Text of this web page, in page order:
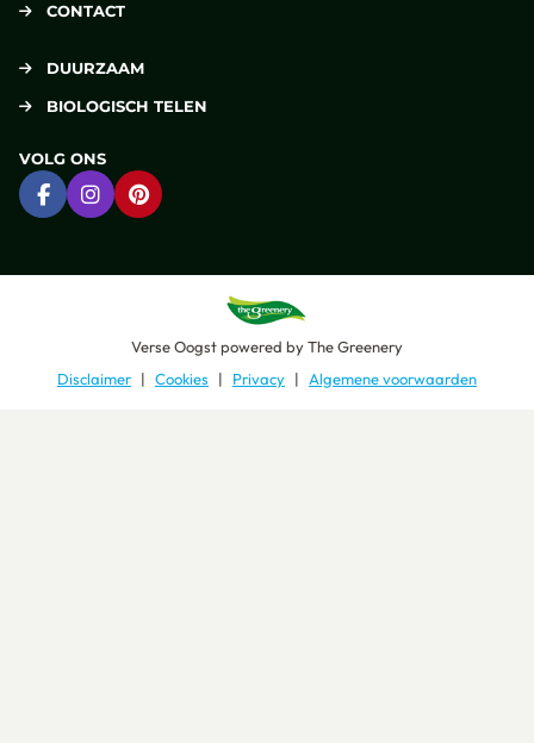
CONTACT
DUURZAAM
BIOLOGISCH TELEN
VOLG ONS
Ga naar Facebook
Ga naar Instagram
Ga naar Pinterest
Verse Oogstpowered byThe Greenery
Disclaimer
Cookies Privacy Algemene voorwaarden